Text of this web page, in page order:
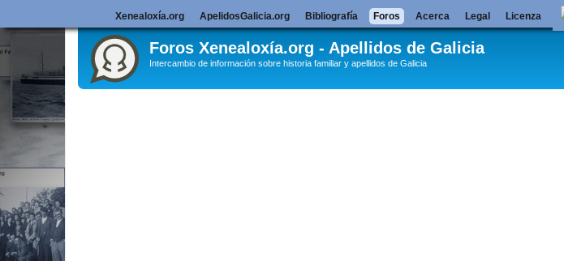
Foros Xenealoxía.org - Apellidos de Galicia
Intercambio de información sobre historia familiar y apellidos de Galicia
Xenealoxía.org ApelidosGalicia.org Bibliografía Foros Acerca Legal Licenza